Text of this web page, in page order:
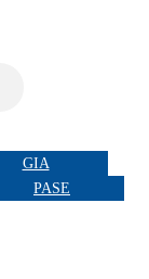
GIA
PASE